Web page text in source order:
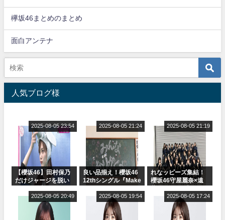
欅坂46まとめのまとめ
面白アンテナ
人気ブログ様
【櫻坂46】田村保乃
だけジャージを脱い
2025-08-05 23:54
良い品揃え！櫻坂46
12thシングル『Make
ャルグッズ絶賛販売
2025-08-05 21:24
れなッピーズ集結！
櫻坂46守屋麗奈×遠
ット！」水曜スタジ
オ出演決定
2025-08-05 21:19
2025-08-05 20:49 2025-08-05 19:54 2025-08-05 17:24